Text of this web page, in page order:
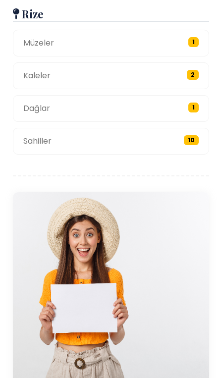
Rize
Müzeler 1
Kaleler 2
Dağlar 1
Sahiller 10